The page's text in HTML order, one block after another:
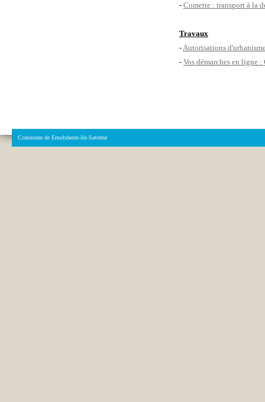
- Comette : transport à la
Travaux
-Autorisations
- Vos démarches en ligne
Commune de Ernolsheim-lès-Saverne